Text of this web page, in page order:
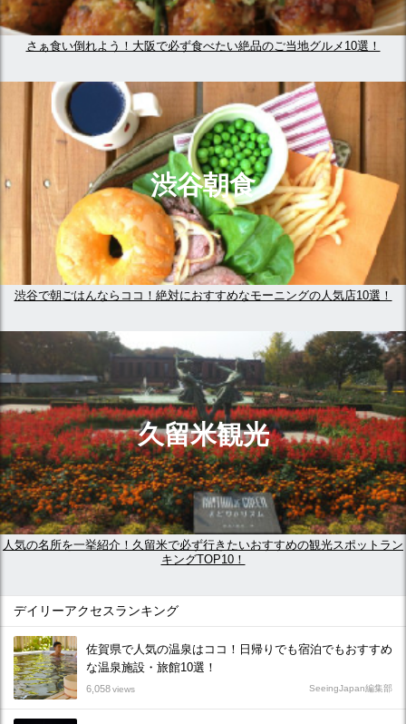
さぁ食い倒れよう！大阪で必ず食べたい絶品のご当地グルメ10選！
渋谷朝食
渋谷で朝ごはんならココ！絶対におすすめなモーニングの人気店10選！
久留米観光
人気の名所を一挙紹介！久留米で必ず行きたいおすすめの観光スポットラン
キングTOP10！
デイリーアクセスランキング
佐賀県で人気の温泉はココ！日帰りでも宿泊でもおすすめ
な温泉施設・旅館10選！
6,058views SeeingJapan編集部